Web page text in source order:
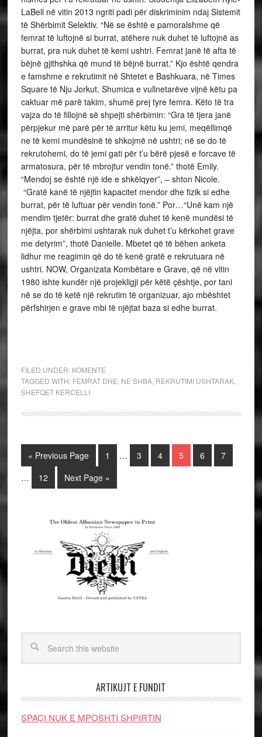
LaBell në vitin 2013 ngriti padi për diskriminim ndaj Sistemit
të Shërbimit Selektiv. “Në se është e pamoralshme që
femrat të luftojnë si burrat, atëhere nuk duhet të luftojnë as
burrat, pra nuk duhet të kemi ushtri. Femrat janë të afta të
bëjnë gjithshka që mund të bëjnë burrat.” Kjo është qendra
e famshme e rekrutimit në Shtetet e Bashkuara, në Times
Square të Nju Jorkut. Shumica e vullnetarëve vijnë këtu pa
caktuar më parë takim, shumë prej tyre femra. Këto të tra
vajza do të fillojnë së shpejti shërbimin: “Gra të tjera janë
përpjekur më parë për të arritur këtu ku jemi, meqëllimqë
ne të kemi mundësinë të shkojmë në ushtri; në se do të
rekrutohemi, do të jemi gati për t’u bërë pjesë e forcave të
armatosura, për të mbrojtur vendin tonë.” thotë Emily.
“Mendoj se është një ide e shkëlqyer”, – shton Nicole.
“Gratë kanë të njëjtin kapacitet mendor dhe fizik si edhe
burrat, për të luftuar për vendin tonë.” Por…​“Unë kam një
mendim tjetër: burrat dhe gratë duhet të kenë mundësi të
njëjta, por shërbimi ushtarak nuk duhet t’u kërkohet grave
me detyrim”, thotë Danielle. Mbetet që të bëhen anketa
lidhur me reagimin që do të kenë gratë e rekrutuara në
ushtri. NOW, Organizata Kombëtare e Grave, që në vitin
1980 ishte kundër një projekligji për këtë çështje, por tani
në se do të ketë një rekrutim të organizuar, ajo mbështet
përfshirjen e grave mbi të njëjtat baza si edhe burrat.
FILED UNDER: KOMENTE
TAGGED WITH: FEMRAT DHE NE SHBA, REKRUTIMI USHTARAK,
SHEFQET KERCELLI
« Previous Page 1 … 3 4 5 6
7
…
12 Next Page »
ARTIKUJT E FUNDIT
SPAÇI NUK E MPOSHTI SHPIRTIN